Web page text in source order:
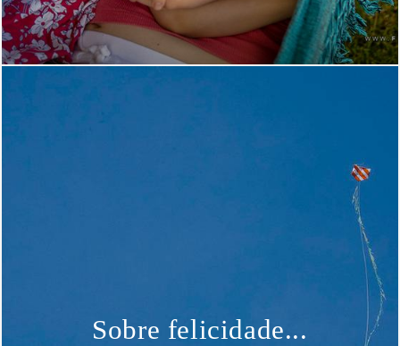
Sobre felicidade...